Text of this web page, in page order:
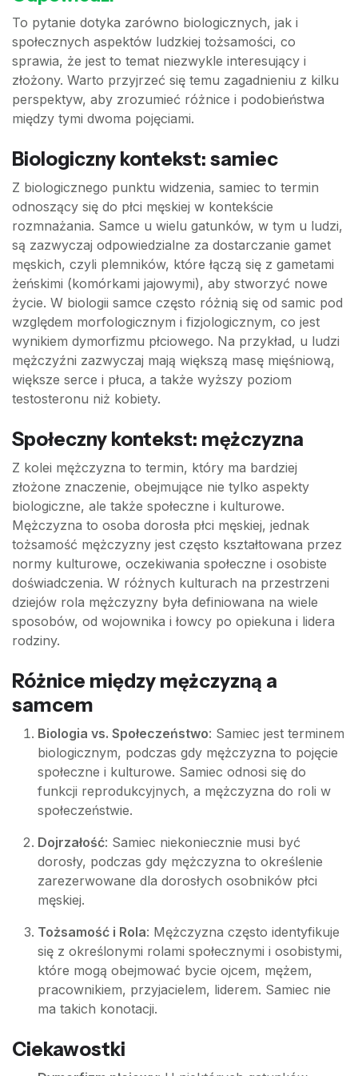
To pytanie dotyka zarówno biologicznych, jak i
społecznych aspektów ludzkiej tożsamości, co
sprawia, że jest to temat niezwykle interesujący i
złożony. Warto przyjrzeć się temu zagadnieniu z kilku
perspektyw, aby zrozumieć różnice i podobieństwa
między tymi dwoma pojęciami.
Biologiczny kontekst: samiec
Z biologicznego punktu widzenia, samiec to termin
odnoszący się do płci męskiej w kontekście
rozmnażania. Samce u wielu gatunków, w tym u ludzi,
są zazwyczaj odpowiedzialne za dostarczanie gamet
męskich, czyli plemników, które łączą się z gametami
żeńskimi (komórkami jajowymi), aby stworzyć nowe
życie. W biologii samce często różnią się od samic pod
względem morfologicznym i fizjologicznym, co jest
wynikiem dymorfizmu płciowego. Na przykład, u ludzi
mężczyźni zazwyczaj mają większą masę mięśniową,
większe serce i płuca, a także wyższy poziom
testosteronu niż kobiety.
Społeczny kontekst: mężczyzna
Z kolei mężczyzna to termin, który ma bardziej
złożone znaczenie, obejmujące nie tylko aspekty
biologiczne, ale także społeczne i kulturowe.
Mężczyzna to osoba dorosła płci męskiej, jednak
tożsamość mężczyzny jest często kształtowana przez
normy kulturowe, oczekiwania społeczne i osobiste
doświadczenia. W różnych kulturach na przestrzeni
dziejów rola mężczyzny była definiowana na wiele
sposobów, od wojownika i łowcy po opiekuna i lidera
rodziny.
Różnice między mężczyzną a
samcem
Biologia vs. Społeczeństwo: Samiec jest terminem
biologicznym, podczas gdy mężczyzna to pojęcie
społeczne i kulturowe. Samiec odnosi się do
funkcji reprodukcyjnych, a mężczyzna do roli w
społeczeństwie.
Dojrzałość: Samiec niekoniecznie musi być
dorosły, podczas gdy mężczyzna to określenie
zarezerwowane dla dorosłych osobników płci
męskiej.
Tożsamość i Rola: Mężczyzna często identyfikuje
się z określonymi rolami społecznymi i osobistymi,
które mogą obejmować bycie ojcem, mężem,
pracownikiem, przyjacielem, liderem. Samiec nie
ma takich konotacji.
Ciekawostki